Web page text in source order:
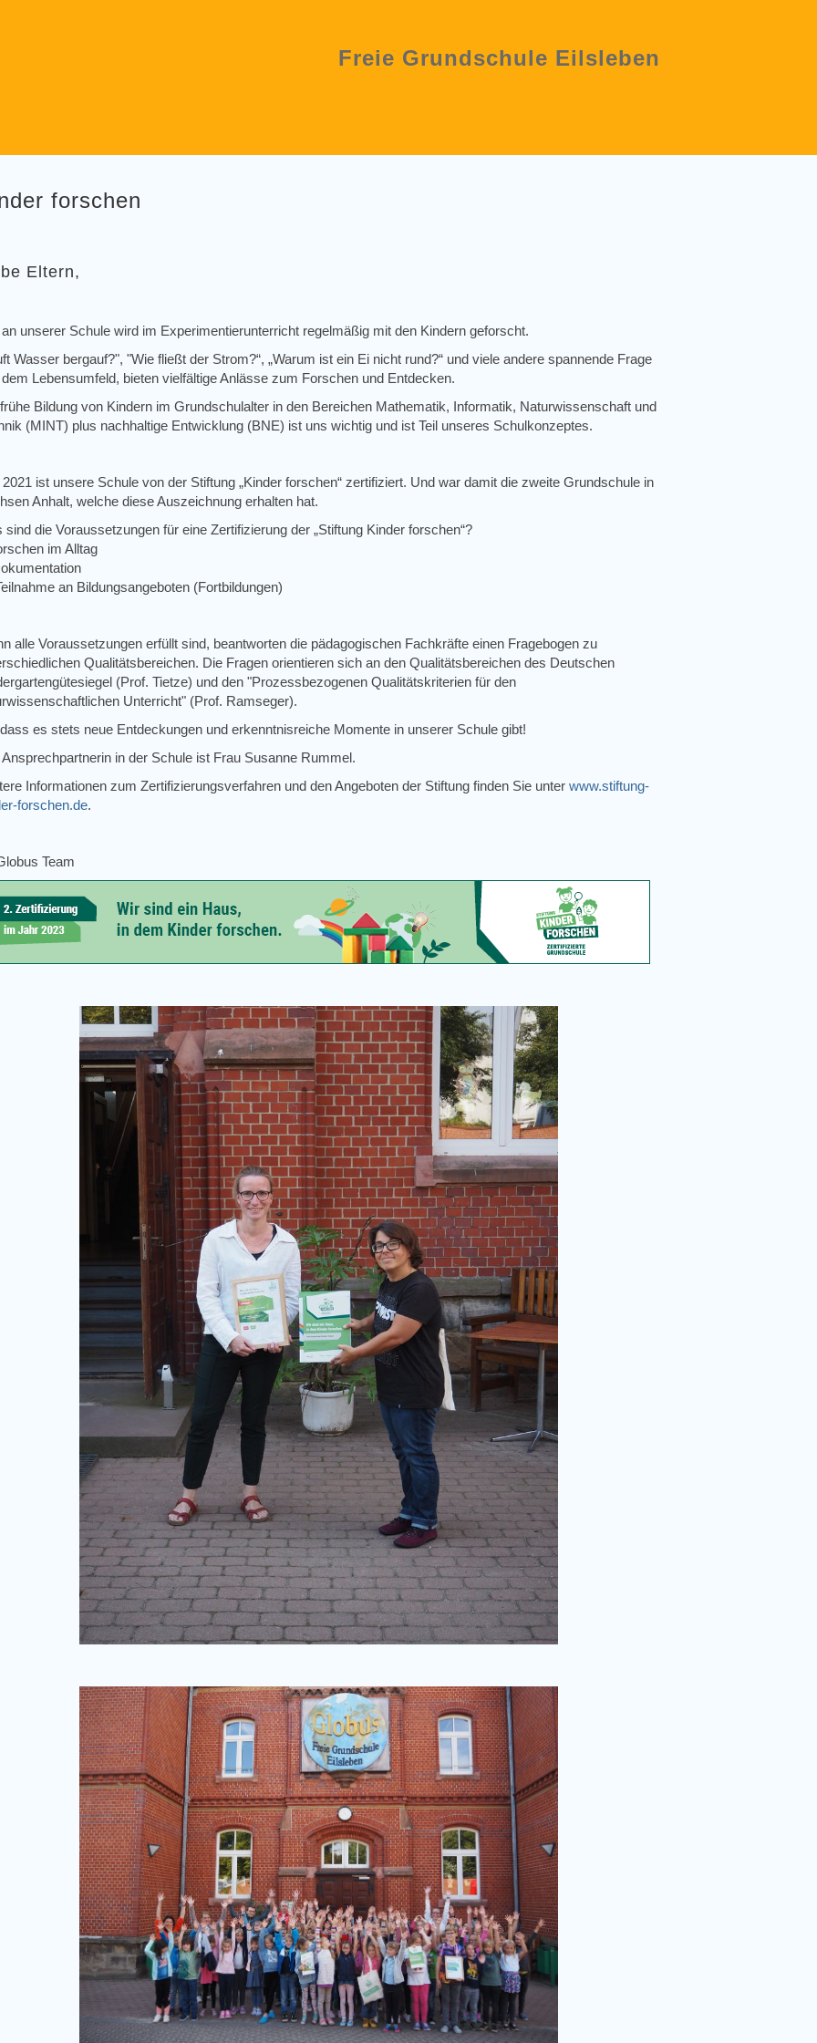
Freie Grundschule Eilsleben
forschen
Eltern,
unserer Schule wird im Experimentierunterricht regelmäßig mit den Kindern geforscht.
Wasser bergauf?", "Wie fließt der Strom?“, „Warum ist ein Ei nicht rund?“ und viele andere spannende Frage
Lebensumfeld, bieten vielfältige Anlässe zum Forschen und Entdecken.
Bildung von Kindern im Grundschulalter in den Bereichen Mathematik, Informatik, Naturwissenschaft und
(MINT) plus nachhaltige Entwicklung (BNE) ist uns wichtig und ist Teil unseres Schulkonzeptes.
ist unsere Schule von der Stiftung „Kinder forschen“ zertifiziert. Und war damit die zweite Grundschule in
Anhalt, welche diese Auszeichnung erhalten hat.
sind die Voraussetzungen für eine Zertifizierung der „Stiftung Kinder forschen“?
im Alltag
an Bildungsangeboten (Fortbildungen)
alle Voraussetzungen erfüllt sind, beantworten die pädagogischen Fachkräfte einen Fragebogen zu
Qualitätsbereichen. Die Fragen orientieren sich an den Qualitätsbereichen des Deutschen
(Prof. Tietze) und den "Prozessbezogenen Qualitätskriterien für den
Unterricht" (Prof. Ramseger).
es stets neue Entdeckungen und erkenntnisreiche Momente in unserer Schule gibt!
Ansprechpartnerin in der Schule ist Frau Susanne Rummel.
Informationen zum Zertifizierungsverfahren und den Angeboten der Stiftung finden Sie unter www.stiftung-
forschen.de.
Team